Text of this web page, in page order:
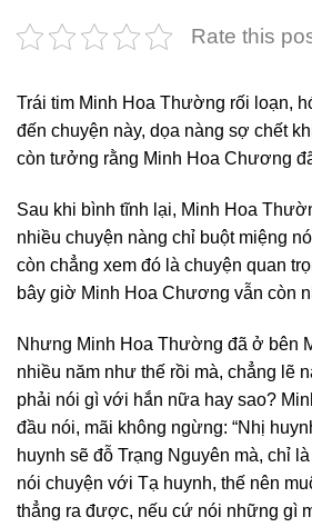
Rate this
Trái tim Minh Hoa Thường rối loạn,
đến chuyện này, dọa nàng sợ chết
còn tưởng rằng Minh Hoa Chương
Sau khi bình tĩnh lại, Minh Hoa
nhiều chuyện nàng chỉ buột miệng
còn chẳng xem đó là chuyện quan
bây giờ Minh Hoa Chương vẫn còn
Nhưng Minh Hoa Thường đã ở bên
nhiều năm như thế rồi mà, chẳng lẽ
phải nói gì với hắn nữa hay sao?
đầu nói, mãi không ngừng: “Nhị
huynh sẽ đỗ Trạng Nguyên mà, chỉ
nói chuyện với Tạ huynh, thế nên
thẳng ra được, nếu cứ nói những gì